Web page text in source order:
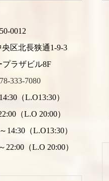
0012
区北長狭通1-9-3
プラザビル8F
333-7080
（L.O13:30）
（L.O 20:00）
（L.O13:30）
（L.O 20:00）